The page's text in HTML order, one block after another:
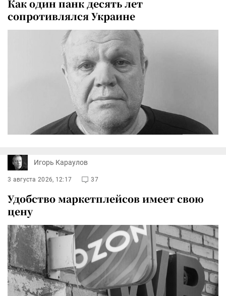
Как один панк десять лет
сопротивлялся Украине
Игорь Караулов
3 августа 2026, 12:17 37
Удобство маркетплейсов имеет свою
цену